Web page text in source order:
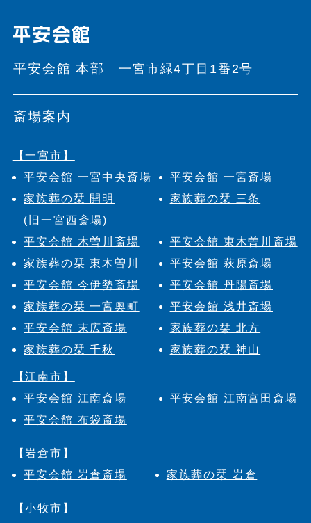
平安会館 本部 一宮市緑4丁目1番2号
斎場案内
【一宮市】
平安会館 一宮中央斎場
平安会館 一宮斎場
家族葬の栞 開明
(旧一宮西斎場)
家族葬の栞 三条
平安会館 木曽川斎場
平安会館 東木曽川斎場
家族葬の栞 東木曽川
平安会館 萩原斎場
平安会館 今伊勢斎場
平安会館 丹陽斎場
家族葬の栞 一宮奥町
平安会館 浅井斎場
平安会館 末広斎場
家族葬の栞 北方
家族葬の栞 千秋
家族葬の栞 神山
【江南市】
平安会館 江南斎場
平安会館 江南宮田斎場
平安会館 布袋斎場
【岩倉市】
平安会館 岩倉斎場
家族葬の栞 岩倉
【小牧市】